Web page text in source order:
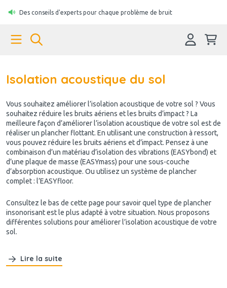
Des conseils d'experts pour chaque problème de bruit
Isolation acoustique du sol
Vous souhaitez améliorer l’isolation acoustique de votre sol ? Vous
souhaitez réduire les bruits aériens et les bruits d’impact ? La
meilleure façon d’améliorer l’isolation acoustique de votre sol est de
réaliser un plancher flottant. En utilisant une construction à ressort,
vous pouvez réduire les bruits aériens et d’impact. Pensez à une
combinaison d’un matériau d’isolation des vibrations (EASYbond) et
d’une plaque de masse (EASYmass) pour une sous-couche
d’absorption acoustique. Ou utilisez un système de plancher
complet : l’EASYfloor.
Consultez le bas de cette page pour savoir quel type de plancher
insonorisant est le plus adapté à votre situation. Nous proposons
différentes solutions pour améliorer l’isolation acoustique de votre
sol.
Lire la suite